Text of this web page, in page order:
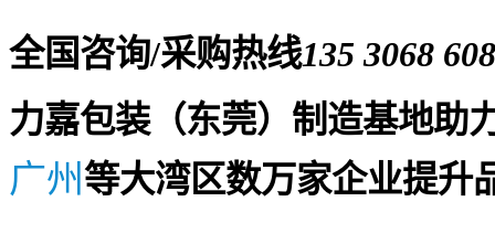
全国咨询/采购热线135 3068
力嘉包装（东莞）制造基地助
广州等大湾区数万家企业提升